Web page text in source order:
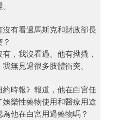
沒有看過馬斯克和財政部長
，我沒看過。他有拗撬，
無見過很多肢體衝突。
約時報》報道，他在白宮任
娛樂性藥物使用和醫療用途
他在白宮用過藥物嗎？